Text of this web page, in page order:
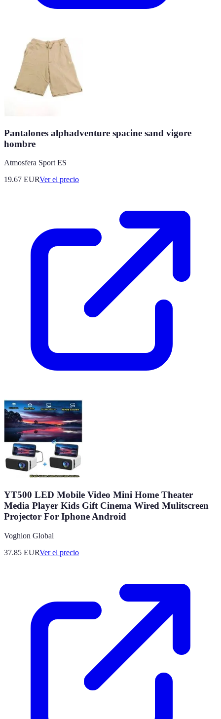
Pantalones alphadventure spacine sand vigore
hombre
Atmosfera Sport ES
19.67 EURVer el precio
YT500 LED Mobile Video Mini Home Theater
Media Player Kids Gift Cinema Wired Mulitscreen
Projector For Iphone Android
Voghion Global
37.85 EURVer el precio